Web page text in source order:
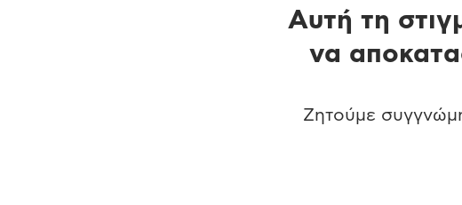
Αυτή τη
να
Ζητούμε